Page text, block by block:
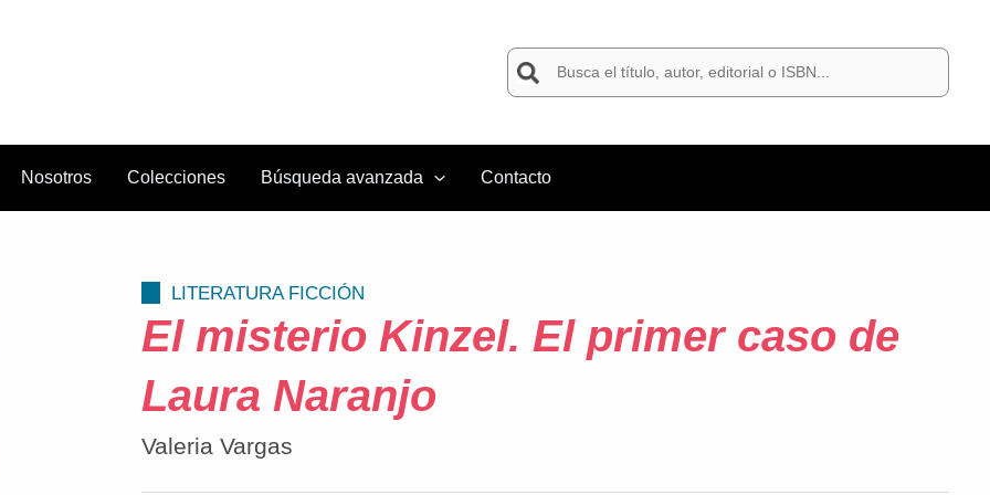
Buscar
por:
Nosotros Colecciones Búsqueda avanzada Contacto
LITERATURA FICCIÓN
El misterio Kinzel. El primer caso de
Laura Naranjo
Valeria Vargas